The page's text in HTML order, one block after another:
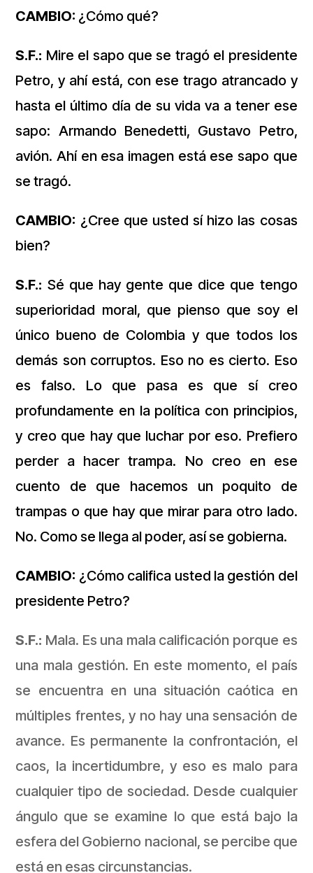
CAMBIO: ¿Cómo qué?
S.F.: Mire el sapo que se tragó el presidente
Petro, y ahí está, con ese trago atrancado y
hasta el último día de su vida va a tener ese
sapo: Armando Benedetti, Gustavo Petro,
avión. Ahí en esa imagen está ese sapo que
se tragó.
CAMBIO: ¿Cree que usted sí hizo las cosas
bien?
S.F.: Sé que hay gente que dice que tengo
superioridad moral, que pienso que soy el
único bueno de Colombia y que todos los
demás son corruptos. Eso no es cierto. Eso
es falso. Lo que pasa es que sí creo
profundamente en la política con principios,
y creo que hay que luchar por eso. Prefiero
perder a hacer trampa. No creo en ese
cuento de que hacemos un poquito de
trampas o que hay que mirar para otro lado.
No. Como se llega al poder, así se gobierna.
CAMBIO: ¿Cómo califica usted la gestión del
presidente Petro?
S.F.: Mala. Es una mala calificación porque es
una mala gestión. En este momento, el país
se encuentra en una situación caótica en
múltiples frentes, y no hay una sensación de
avance. Es permanente la confrontación, el
caos, la incertidumbre, y eso es malo para
cualquier tipo de sociedad. Desde cualquier
ángulo que se examine lo que está bajo la
esfera del Gobierno nacional, se percibe que
está en esas circunstancias.